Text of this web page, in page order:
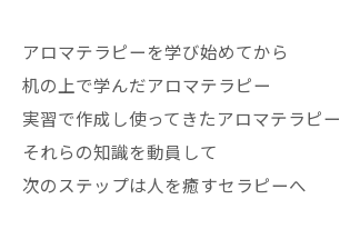
アロマテラピーを学び始めてから
机の上で学んだアロマテラピー
実習で作成し使ってきたアロマテラピー
それらの知識を動員して
次のステップは人を癒すセラピーへ